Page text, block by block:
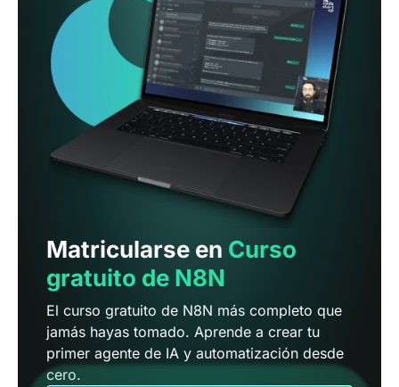
Matricularse en Curso
gratuito de N8N
El curso gratuito de N8N más completo que
jamás hayas tomado. Aprende a crear tu
primer agente de IA y automatización desde
cero.